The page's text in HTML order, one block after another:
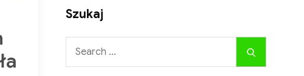
Szukaj
Search
Search